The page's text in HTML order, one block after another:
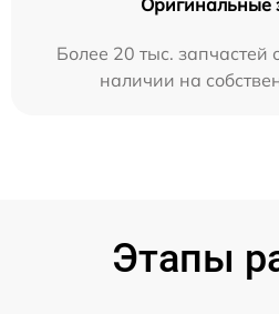
Более 20 тыс. запчастей
наличии на
Этапы